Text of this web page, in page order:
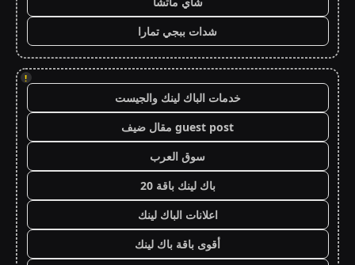
شدات ببجي تمارا
!
خدمات الباك لينك والجيست
guest post مقال ضيف
سوق العرب
باك لينك باقة 20
اعلانات الباك لينك
أقوى باقة باك لينك